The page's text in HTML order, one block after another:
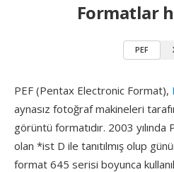
Formatlar
PEF
PEF (Pentax Electronic Format),
aynasız fotoğraf makineleri
görüntü formatıdır. 2003 yılında
olan *ist D ile tanıtılmış olup
format 645 serisi boyunca